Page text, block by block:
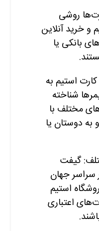
روشی
خرید آنلاین
بانکی یا
استیم به
شناخته
مختلف با
به دوستان یا
گیفت
سراسر جهان
استیم
اعتباری